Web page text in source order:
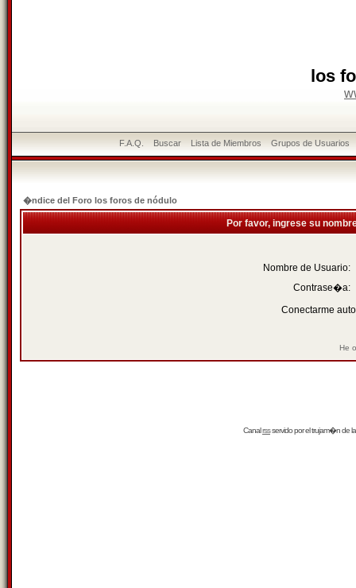
los
F.A.Q. Buscar Lista de Miembros Grupos de Usuarios
�ndice del Foro los foros de nódulo
Por favor, ingrese su
Nombre de Usuario:
Contrase�a:
Conectarme
He
Canalrssservido por eltrujam�nde